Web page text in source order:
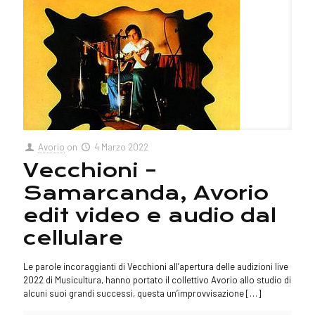
Avorio on 4 Marzo 2022
Vecchioni –
Samarcanda, Avorio
edit video e audio dal
cellulare
Le parole incoraggianti di Vecchioni all’apertura delle audizioni live
2022 di Musicultura, hanno portato il collettivo Avorio allo studio di
alcuni suoi grandi successi, questa un’improvvisazione[…]